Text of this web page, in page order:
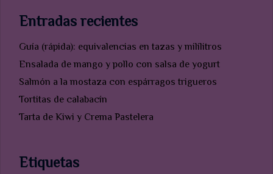
Entradas recientes
Guía (rápida): equivalencias en tazas y milílitros
Ensalada de mango y pollo con salsa de yogurt
Salmón a la mostaza con espárragos trigueros
Tortitas de calabacín
Tarta de Kiwi y Crema Pastelera
Etiquetas